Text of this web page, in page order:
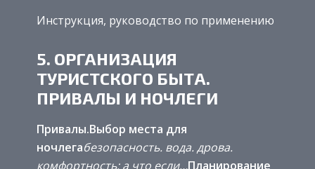
Инструкция, руководство по применению
5. ОРГАНИЗАЦИЯ
ТУРИСТСКОГО БЫТА.
ПРИВАЛЫ И НОЧЛЕГИ
Привалы.Выбор места для
ночлегабезопасность. вода. дрова.
комфортность:а что если…Планирование